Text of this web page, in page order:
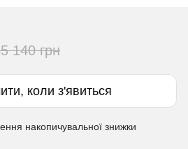
140 грн
коли з'явиться
накопичувальної знижки